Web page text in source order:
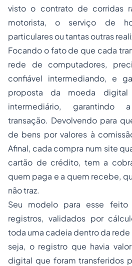
visto o contrato de corridas
motorista, o serviço de
particulares ou tantas outras
Focando o fato de que cada
rede de computadores,
confiável intermediando, e
proposta da moeda
intermediário, garantindo
transação. Devolvendo para
de bens por valores à
Afinal, cada compra num site
cartão de crédito, tem a
quem paga e a quem recebe,
não traz.
Seu modelo para esse feito
registros, validados por
toda uma cadeia dentro da
seja, o registro que havia
digital que foram transferidos